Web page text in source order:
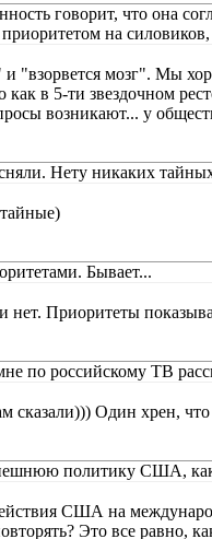
говорит, что она
на
"взорвется мозг". Мы
в 5-ти звездочном
возникают... у
Нету никаких
Бывает...
нет. Приоритеты
по российскому ТВ
Один хрен, что
политику США, как
США на
Это все равно,